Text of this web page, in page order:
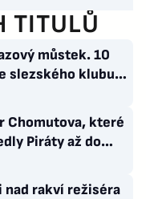
TITULŮ
můstek. 10
slezského klubu
angažmá
Chomutova, které
Piráty až do
rakví režiséra